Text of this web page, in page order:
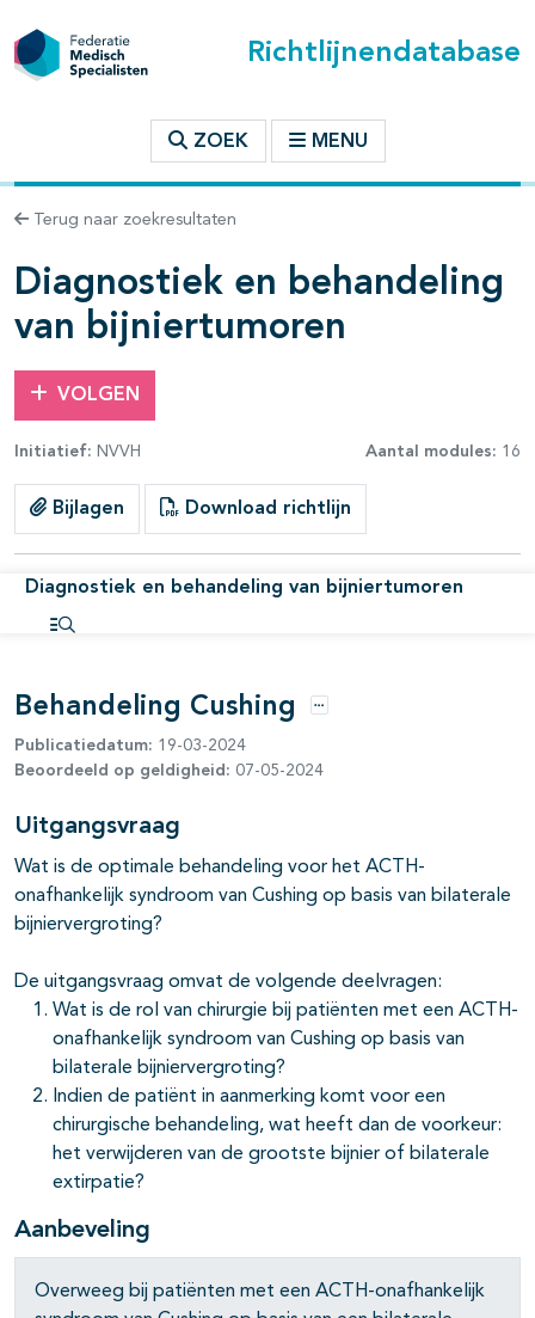
Richtlijnendatabase
ZOEK MENU
Terug naar zoekresultaten
Diagnostiek en behandeling
van bijniertumoren
VOLGEN
Initiatief: NVVH Aantal modules: 16
Bijlagen Download richtlijn
Diagnostiek en behandeling van bijniertumoren
Behandeling Cushing Opties
Publicatiedatum: 19-03-2024
Beoordeeld op geldigheid: 07-05-2024
Uitgangsvraag
Wat is de optimale behandeling voor het ACTH-
onafhankelijk syndroom van Cushing op basis van bilaterale
bijniervergroting?
De uitgangsvraag omvat de volgende deelvragen:
Wat is de rol van chirurgie bij patiënten met een ACTH-
onafhankelijk syndroom van Cushing op basis van
bilaterale bijniervergroting?
Indien de patiënt in aanmerking komt voor een
chirurgische behandeling, wat heeft dan de voorkeur:
het verwijderen van de grootste bijnier of bilaterale
extirpatie?
Aanbeveling
Overweeg bij patiënten met een ACTH-onafhankelijk